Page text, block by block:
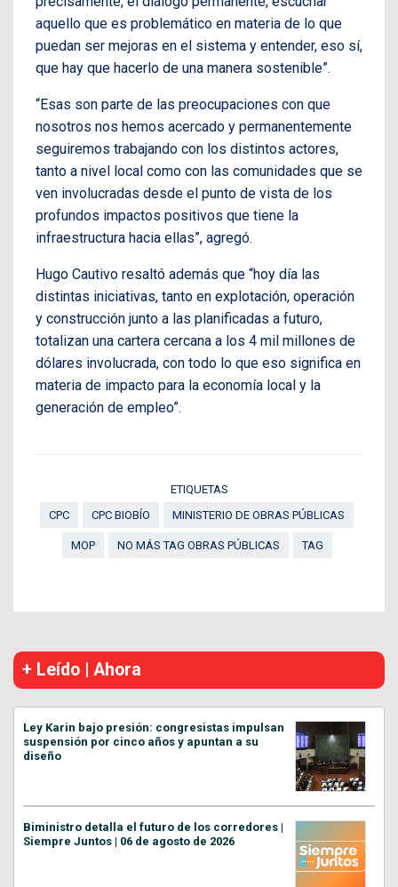
aquello que es problemático en materia de lo que
puedan ser mejoras en el sistema y entender, eso sí,
que hay que hacerlo de una manera sostenible”.
“Esas son parte de las preocupaciones con que
nosotros nos hemos acercado y permanentemente
seguiremos trabajando con los distintos actores,
tanto a nivel local como con las comunidades que se
ven involucradas desde el punto de vista de los
profundos impactos positivos que tiene la
infraestructura hacia ellas”, agregó.
Hugo Cautivo resaltó además que “hoy día las
distintas iniciativas, tanto en explotación, operación
y construcción junto a las planificadas a futuro,
totalizan una cartera cercana a los 4 mil millones de
dólares involucrada, con todo lo que eso significa en
materia de impacto para la economía local y la
generación de empleo”.
ETIQUETAS
CPC
CPC BIOBÍO MINISTERIO DE OBRAS PÚBLICAS
MOP NO MÁS TAG OBRAS PÚBLICAS TAG
+ Leído | Ahora
Ley Karin bajo presión: congresistas impulsan
suspensión por cinco años y apuntan a su
diseño
Biministro detalla el futuro de los corredores |
Siempre Juntos | 06 de agosto de 2026